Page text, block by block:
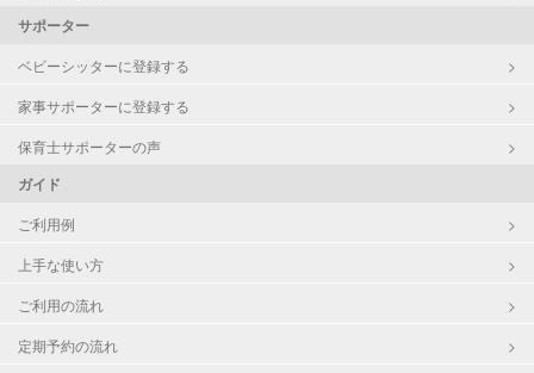
サポーター
ベビーシッターに登録する
家事サポーターに登録する
保育士サポーターの声
ガイド
ご利用例
上手な使い方
ご利用の流れ
定期予約の流れ